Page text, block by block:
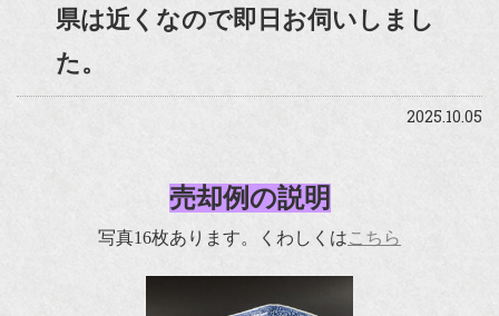
県は近くなので即日お伺いしまし
た。
2025.10.05
売却例の説明
写真16枚あります。くわしくはこちら